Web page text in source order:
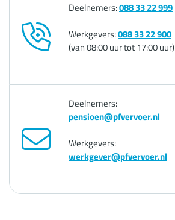
Deelnemers:088 33 22 999
Werkgevers:088 33 22 900
(van 08:00 uur tot 17:00 uur)
Deelnemers:
pensioen@pfvervoer.nl
Werkgevers:
werkgever@pfvervoer.nl